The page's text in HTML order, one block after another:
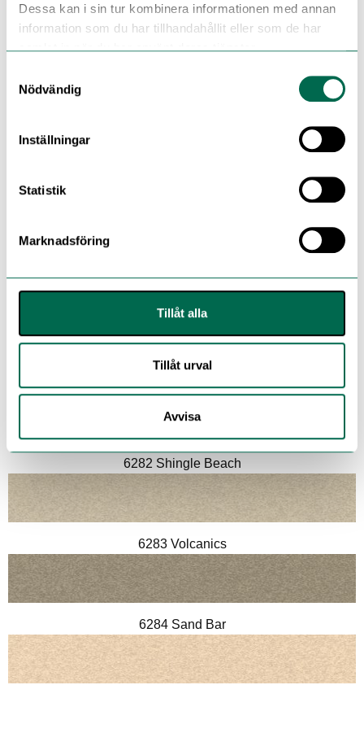
Dessa kan i sin tur kombinera informationen med annan
information som du har tillhandahållit eller som de har
samlat in när du har använt deras tjänster.
Nödvändig
Inställningar
Statistik
Marknadsföring
Tillåt alla
Tillåt urval
Avvisa
Se med mörk bakgrund
6282 Shingle Beach
6283 Volcanics
6284 Sand Bar